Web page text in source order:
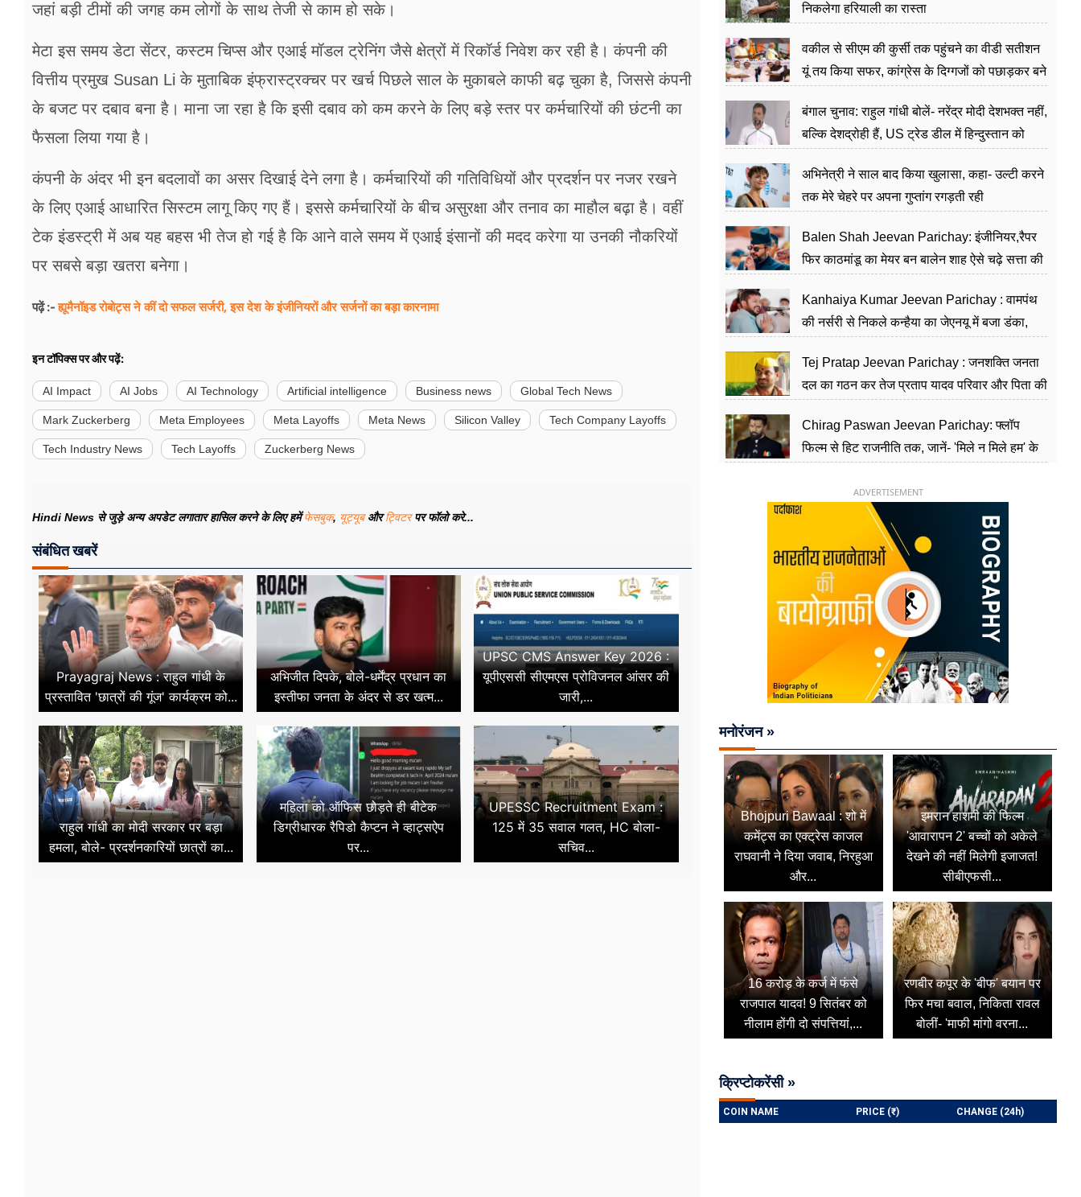
जहां बड़ी टीमों की जगह कम लोगों के साथ तेजी से काम हो सके।
मेटा इस समय डेटा सेंटर, कस्टम चिप्स और एआई मॉडल ट्रेनिंग जैसे क्षेत्रों में रिकॉर्ड निवेश कर रही है। कंपनी की
वित्तीय प्रमुख Susan Li के मुताबिक इंफ्रास्ट्रक्चर पर खर्च पिछले साल के मुकाबले काफी बढ़ चुका है, जिससे कंपनी
के बजट पर दबाव बना है। माना जा रहा है कि इसी दबाव को कम करने के लिए बड़े स्तर पर कर्मचारियों की छंटनी का
फैसला लिया गया है।
कंपनी के अंदर भी इन बदलावों का असर दिखाई देने लगा है। कर्मचारियों की गतिविधियों और प्रदर्शन पर नजर रखने
के लिए एआई आधारित सिस्टम लागू किए गए हैं। इससे कर्मचारियों के बीच असुरक्षा और तनाव का माहौल बढ़ा है। वहीं
टेक इंडस्ट्री में अब यह बहस भी तेज हो गई है कि आने वाले समय में एआई इंसानों की मदद करेगा या उनकी नौकरियों
पर सबसे बड़ा खतरा बनेगा।
पढ़ें :-ह्यूमैनॉइड रोबोट्स ने कीं दो सफल सर्जरी, इस देश के इंजीनियरों और सर्जनों का बड़ा कारनामा
इन टॉपिक्स पर और पढ़ें:
AI Impact AI Jobs AI Technology Artificial intelligence Business news Global Tech News
Mark Zuckerberg Meta Employees Meta Layoffs Meta News Silicon Valley Tech Company Layoffs
Tech Industry News Tech Layoffs Zuckerberg News
Hindi News से जुड़े अन्य अपडेट लगातार हासिल करने के लिए हमेंफेसबुक, यूट्यूबऔरट्विटरपर फॉलो करे...
संबंधित खबरें
Prayagraj News : राहुल गांधी के
प्रस्तावित 'छात्रों की गूंज' कार्यक्रम को...
अभिजीत दिपके, बोले-धर्मेंद्र प्रधान का
इस्तीफा जनता के अंदर से डर खत्म...
UPSC CMS Answer Key 2026 :
यूपीएससी सीएमएस प्रोविजनल आंसर की
जारी,...
राहुल गांधी का मोदी सरकार पर बड़ा
हमला, बोले- प्रदर्शनकारियों छात्रों का...
महिला को ऑफिस छोड़ते ही बीटेक
डिग्रीधारक रैपिडो कैप्टन ने व्हाट्सऐप
पर...
UPESSC Recruitment Exam :
125 में 35 सवाल गलत, HC बोला-
सचिव...
निकलेगा हरियाली का रास्ता
वकील से सीएम की कुर्सी तक पहुंचने का वीडी सतीशन
यूं तय किया सफर, कांग्रेस के दिग्गजों को पछाड़कर बने
बंगाल चुनाव: राहुल गांधी बोलें- नरेंद्र मोदी देशभक्त नहीं,
बल्कि देशद्रोही हैं, US ट्रेड डील में हिन्दुस्तान को
अभिनेत्री ने साल बाद किया खुलासा, कहा- उल्टी करने
तक मेरे चेहरे पर अपना गुप्तांग रगड़ती रही
Balen Shah Jeevan Parichay: इंजीनियर,रैपर
फिर काठमांडू का मेयर बन बालेन शाह ऐसे चढ़े सत्ता की
Kanhaiya Kumar Jeevan Parichay : वामपंथ
की नर्सरी से निकले कन्हैया का जेएनयू में बजा डंका,
Tej Pratap Jeevan Parichay : जनशक्ति जनता
दल का गठन कर तेज प्रताप यादव परिवार और पिता की
Chirag Paswan Jeevan Parichay: फ्लॉप
फिल्म से हिट राजनीति तक, जानें- 'मिले न मिले हम' के
ADVERTISEMENT
मनोरंजन »
Bhojpuri Bawaal : शो में
कमेंट्स का एक्ट्रेस काजल
राघवानी ने दिया जवाब, निरहुआ
और...
इमरान हाशमी की फिल्म
'आवारापन 2' बच्चों को अकेले
देखने की नहीं मिलेगी इजाजत!
सीबीएफसी...
16 करोड़ के कर्ज में फंसे
राजपाल यादव! 9 सितंबर को
नीलाम होंगी दो संपत्तियां,...
रणबीर कपूर के 'बीफ' बयान पर
फिर मचा बवाल, निकिता रावल
बोलीं- 'माफी मांगो वरना...
क्रिप्टोकरेंसी »